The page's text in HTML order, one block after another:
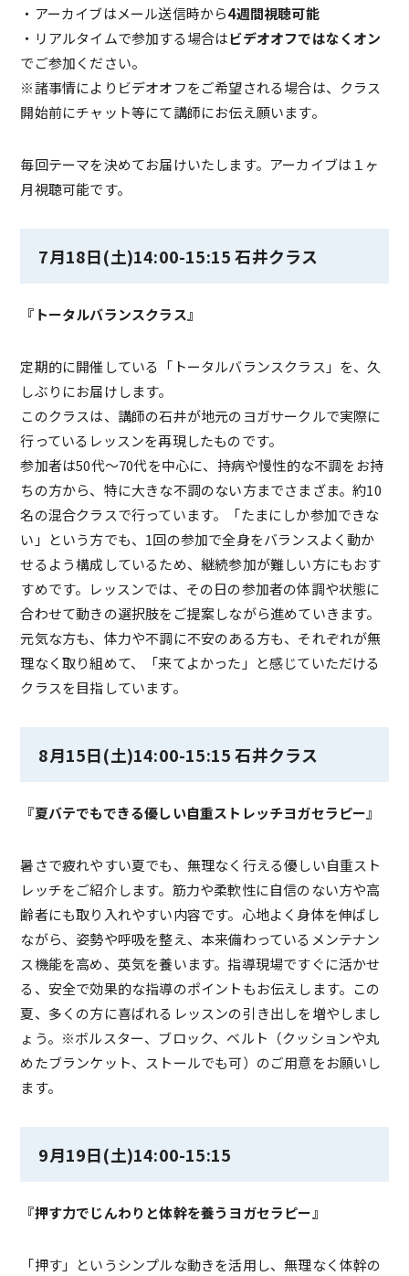
・アーカイブはメール送信時から4週間視聴可能
・リアルタイムで参加する場合はビデオオフではなくオン
でご参加ください。
※諸事情によりビデオオフをご希望される場合は、クラス
開始前にチャット等にて講師にお伝え願います。
毎回テーマを決めてお届けいたします。アーカイブは１ヶ
月視聴可能です。
7月18日(土)14:00-15:15 石井クラス
『トータルバランスクラス』
定期的に開催している「トータルバランスクラス」を、久
しぶりにお届けします。
このクラスは、講師の石井が地元のヨガサークルで実際に
行っているレッスンを再現したものです。
参加者は50代～70代を中心に、持病や慢性的な不調をお持
ちの方から、特に大きな不調のない方までさまざま。約10
名の混合クラスで行っています。「たまにしか参加できな
い」という方でも、1回の参加で全身をバランスよく動か
せるよう構成しているため、継続参加が難しい方にもおす
すめです。レッスンでは、その日の参加者の体調や状態に
合わせて動きの選択肢をご提案しながら進めていきます。
元気な方も、体力や不調に不安のある方も、それぞれが無
理なく取り組めて、「来てよかった」と感じていただける
クラスを目指しています。
8月15日(土)14:00-15:15 石井クラス
『夏バテでもできる優しい自重ストレッチヨガセラピー』
暑さで疲れやすい夏でも、無理なく行える優しい自重スト
レッチをご紹介します。筋力や柔軟性に自信のない方や高
齢者にも取り入れやすい内容です。心地よく身体を伸ばし
ながら、姿勢や呼吸を整え、本来備わっているメンテナン
ス機能を高め、英気を養います。指導現場ですぐに活かせ
る、安全で効果的な指導のポイントもお伝えします。この
夏、多くの方に喜ばれるレッスンの引き出しを増やしまし
ょう。※ボルスター、ブロック、ベルト（クッションや丸
めたブランケット、ストールでも可）のご用意をお願いし
ます。
9月19日(土)14:00-15:15
『押す力でじんわりと体幹を養うヨガセラピー』
「押す」というシンプルな動きを活用し、無理なく体幹の